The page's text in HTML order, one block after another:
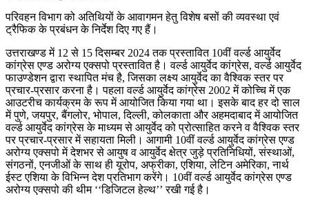
परिवहन विभाग को अतिथियों के आवागमन हेतु विशेष बसों की व्यवस्था एवं
ट्रैफिक के प्रबंधन के निर्देश दिए गए हैं।
उत्तराखण्ड में 12 से 15 दिसम्बर 2024 तक प्रस्तावित 10वीं वर्ल्ड आयुर्वेद
कांग्रेस एण्ड अरोग्य एक्सपो प्रस्तावित है। वर्ल्ड आयुर्वेद कांग्रेस, वर्ल्ड आयुर्वेद
फाउण्डेशन द्वारा स्थापित मंच है, जिसका लक्ष्य आयुर्वेद का वैश्विक स्तर पर
प्रचार-प्रसार करना है। पहला वर्ल्ड आयुर्वेद कांग्रेस 2002 में कोच्चि में एक
आउटरीच कार्यक्रम के रूप में आयोजित किया गया था। इसके बाद हर दो साल
में पुणे, जयपुर, बैंगलोर, भोपाल, दिल्ली, कोलकाता और अहमदाबाद में आयोजित
वर्ल्ड आयुर्वेद कांग्रेस के माध्यम से आयुर्वेद को प्रोत्साहित करने व वैश्विक स्तर
पर प्रचार-प्रसार में सहायता मिली। आगामी 10वीं वर्ल्ड आयुर्वेद कांग्रेस एण्ड
अरोग्य एक्सपो में देशभर से आयुष व आयुर्वेद क्षेत्र जुड़े प्रतिनिधियों, संस्थाओं,
संगठनों, एनजीओं के साथ ही यूरोप, अफ्रीका, एशिया, लेटिन अमेरिका, नार्थ
ईस्ट एशिया के विभिन्न देश प्रतिभाग करेंगे। 10वीं वर्ल्ड आयुर्वेद कांग्रेस एण्ड
अरोग्य एक्सपो की थीम ‘‘डिजिटल हेल्थ’’ रखी गई है।